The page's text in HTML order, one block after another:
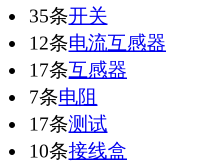
35条开关
12条电流互感器
17条互感器
7条电阻
17条测试
10条接线盒